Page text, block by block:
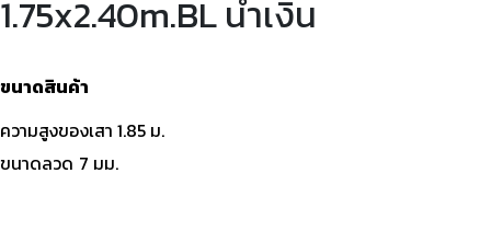
1.75x2.40m.BL น้ำเงิน
ขนาดสินค้า
ความสูงของเสา 1.85 ม.
ขนาดลวด 7 มม.